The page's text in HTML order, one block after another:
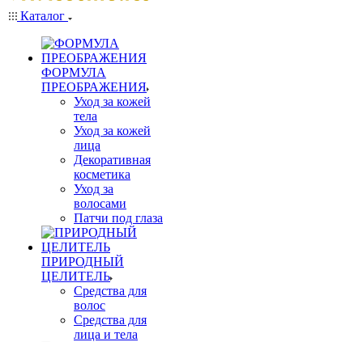
Каталог
ФОРМУЛА
ПРЕОБРАЖЕНИЯ
Уход за кожей
тела
Уход за кожей
лица
Декоративная
косметика
Уход за
волосами
Патчи под глаза
ПРИРОДНЫЙ
ЦЕЛИТЕЛЬ
Средства для
волос
Средства для
лица и тела